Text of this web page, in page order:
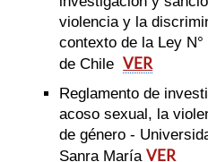
Repositorio
Redes de Trabajo
violencia y la
contexto de la Ley
de ChileVER
Reglamento de
acoso sexual, la
de género -
Sanra MaríaVER